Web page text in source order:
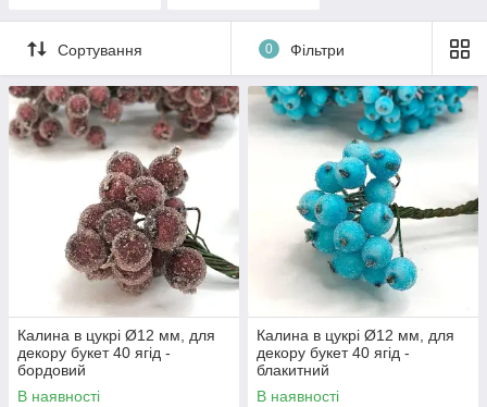
Сортування 0 Фільтри
Калина в цукрі Ø12 мм, для
декору букет 40 ягід -
бордовий
В наявності
Калина в цукрі Ø12 мм, для
декору букет 40 ягід -
блакитний
В наявності